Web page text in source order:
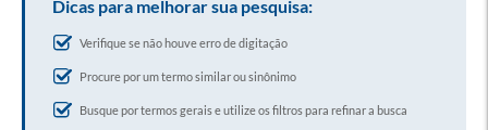
Dicas para melhorar sua pesquisa:
Verifique se não houve erro de digitação
Procure por um termo similar ou sinônimo
Busque por termos gerais e utilize os filtros para refinar a busca